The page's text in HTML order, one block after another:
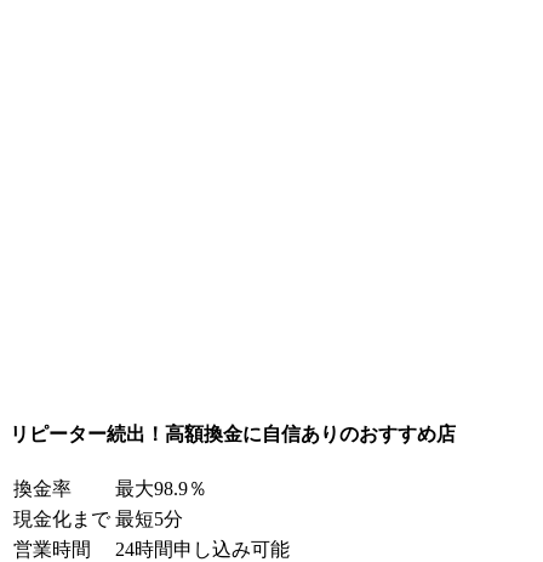
リピーター続出！高額換金に自信ありのおすすめ店
換金率
最大98.9％
現金化まで 最短5分
営業時間
24時間申し込み可能